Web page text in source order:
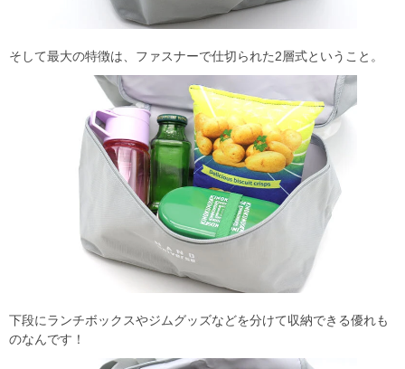
そして最大の特徴は、ファスナーで仕切られた2層式ということ。
下段にランチボックスやジムグッズなどを分けて収納できる優れも
のなんです！